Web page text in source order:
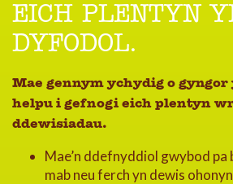
EICH PLENTYN
DYFODOL.
Mae gennym ychydig o gyngor
helpu i gefnogi eich plentyn
ddewisiadau.​
Mae’n ddefnyddiol gwybod pa
mab neu ferch yn dewis